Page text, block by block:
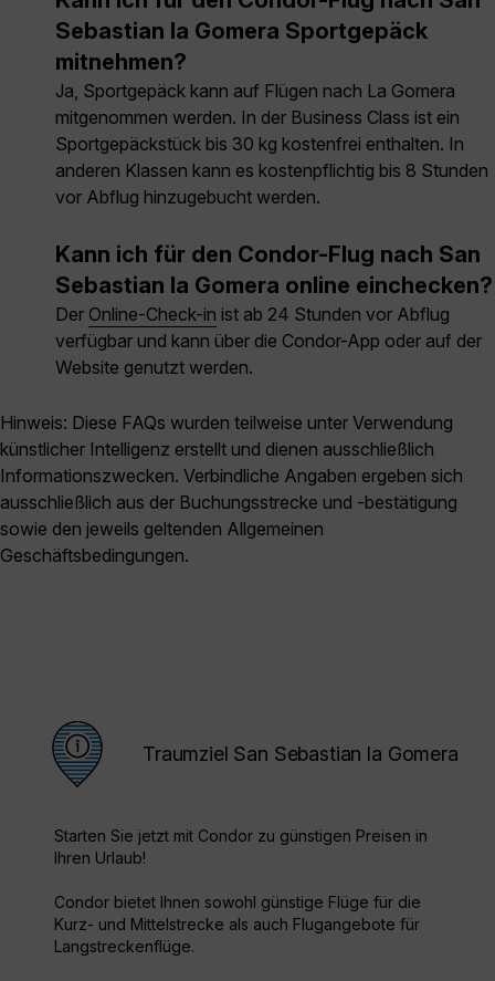
Sebastian la Gomera Sportgepäck
mitnehmen?
Ja, Sportgepäck kann auf Flügen nach La Gomera
mitgenommen werden. In der Business Class ist ein
Sportgepäckstück bis 30 kg kostenfrei enthalten. In
anderen Klassen kann es kostenpflichtig bis 8 Stunden
vor Abflug hinzugebucht werden.
Kann ich für den Condor-Flug nach San
Sebastian la Gomera online einchecken?
Der Online-Check-in ist ab 24 Stunden vor Abflug
verfügbar und kann über die Condor-App oder auf der
Website genutzt werden.
Hinweis: Diese FAQs wurden teilweise unter Verwendung
künstlicher Intelligenz erstellt und dienen ausschließlich
Informationszwecken. Verbindliche Angaben ergeben sich
ausschließlich aus der Buchungsstrecke und -bestätigung
sowie den jeweils geltenden Allgemeinen
Geschäftsbedingungen.
Traumziel San Sebastian la Gomera
Starten Sie jetzt mit Condor zu günstigen Preisen in
Ihren Urlaub!
Condor bietet Ihnen sowohl günstige Flüge für die
Kurz- und Mittelstrecke als auch Flugangebote für
Langstreckenflüge.